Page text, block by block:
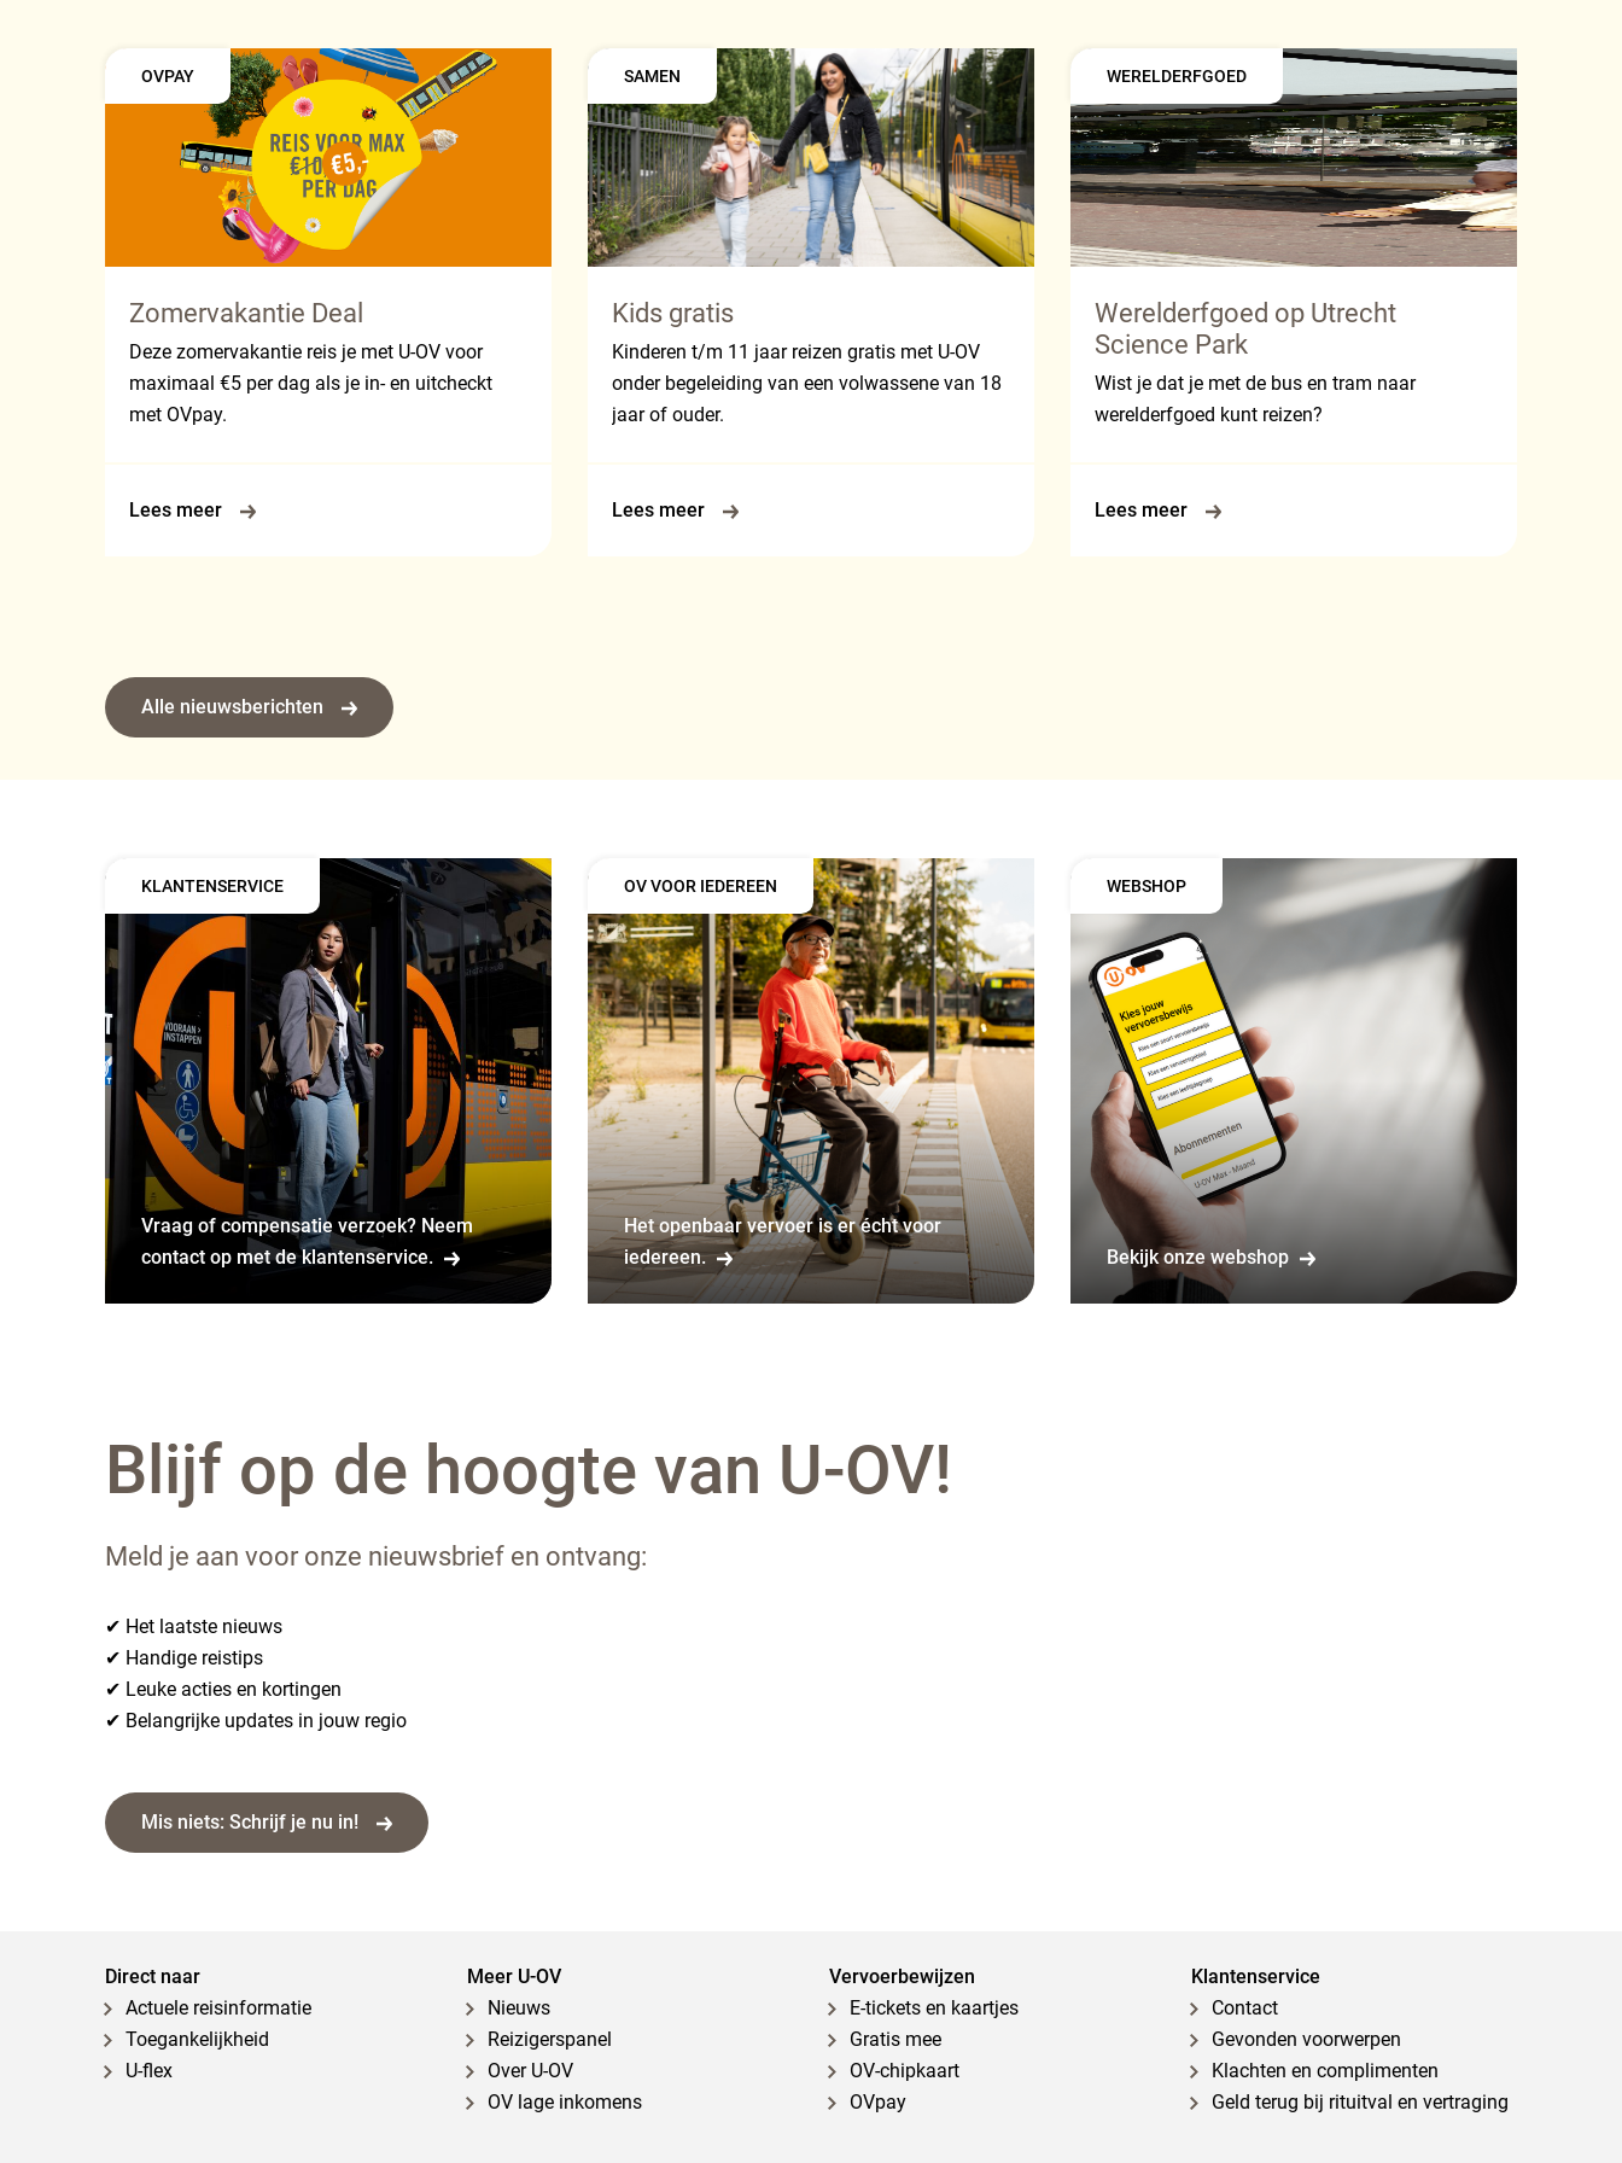
OVPAY
Zomervakantie Deal
Deze zomervakantie reis je met U-OV voor
maximaal €5 per dag als je in- en uitcheckt
met OVpay.
Lees meer
SAMEN
Kids gratis
Kinderen t/m 11 jaar reizen gratis met U-OV
onder begeleiding van een volwassene van 18
jaar of ouder.
Lees meer
WERELDERFGOED
Werelderfgoed op Utrecht
Science Park
Wist je dat je met de bus en tram naar
werelderfgoed kunt reizen?
Lees meer
Alle nieuwsberichten
KLANTENSERVICE
Vraag of compensatie verzoek? Neem
contact op met de klantenservice.
OV VOOR IEDEREEN
Het openbaar vervoer is er écht voor
iedereen.
WEBSHOP
Bekijk onze webshop
Blijf op de hoogte van U-OV!
Meld je aan voor onze nieuwsbrief en ontvang:
✔ Het laatste nieuws
✔ Handige reistips
✔ Leuke acties en kortingen
✔ Belangrijke updates in jouw regio
Mis niets: Schrijf je nu in!
Direct naar
Actuele reisinformatie
Toegankelijkheid
U-flex
Meer U-OV
Nieuws
Reizigerspanel
Over U-OV
OV lage inkomens
Vervoerbewijzen
E-tickets en kaartjes
Gratis mee
OV-chipkaart
OVpay
Klantenservice
Contact
Gevonden voorwerpen
Klachten en complimenten
Geld terug bij rituitval en vertraging